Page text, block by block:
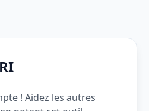
! Aidez les autres